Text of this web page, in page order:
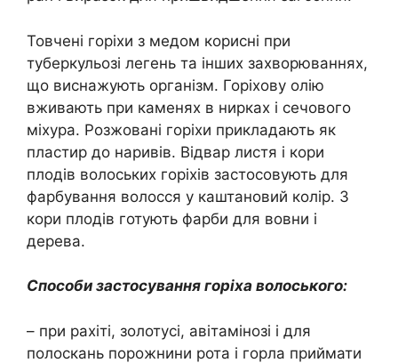
Товчені горіхи з медом корисні при
туберкульозі легень та інших захворюваннях,
що виснажують організм. Горіхову олію
вживають при каменях в нирках і сечового
міхура. Розжовані горіхи прикладають як
пластир до наривів. Відвар листя і кори
плодів волоських горіхів застосовують для
фарбування волосся у каштановий колір. З
кори плодів готують фарби для вовни і
дерева.
Способи застосування горіха волоського:
– при рахіті, золотусі, авітамінозі і для
полоскань порожнини рота і горла приймати